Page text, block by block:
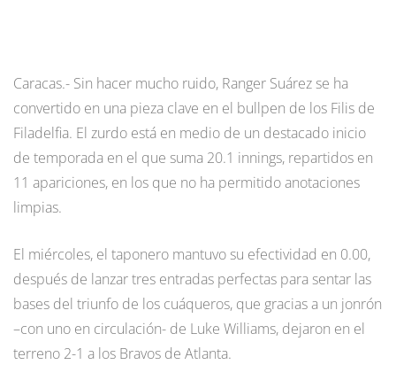
Caracas.- Sin hacer mucho ruido, Ranger Suárez se ha
convertido en una pieza clave en el bullpen de los Filis de
Filadelfia. El zurdo está en medio de un destacado inicio
de temporada en el que suma 20.1 innings, repartidos en
11 apariciones, en los que no ha permitido anotaciones
limpias.
El miércoles, el taponero mantuvo su efectividad en 0.00,
después de lanzar tres entradas perfectas para sentar las
bases del triunfo de los cuáqueros, que gracias a un jonrón
–con uno en circulación- de Luke Williams, dejaron en el
terreno 2-1 a los Bravos de Atlanta.